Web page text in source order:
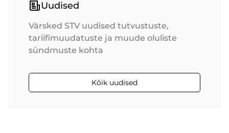
Uudised
Värsked STV uudised tutvustuste,
tariifimuudatuste ja muude oluliste
sündmuste kohta
Kõik uudised